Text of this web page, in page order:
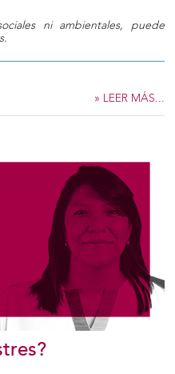
ni ambientales, puede
» LEER MÁS...